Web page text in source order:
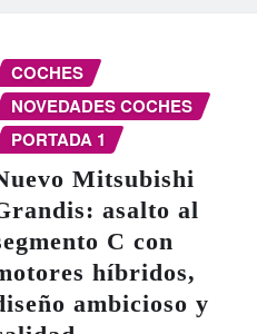
COCHES
NOVEDADES COCHES
PORTADA 1
Mitsubishi
asalto al
C con
híbridos,
ambicioso y